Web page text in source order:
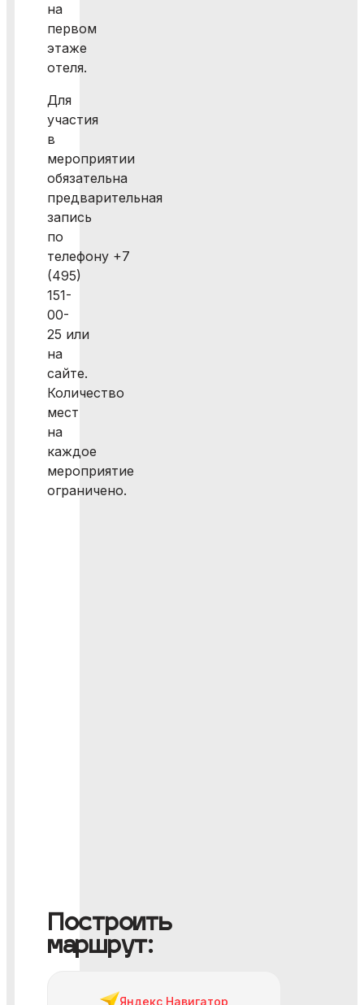
на
первом
этаже
отеля.
Для
участия
в
мероприятии
обязательна
предварительная
запись
по
телефону +7
(495)
151-
00-
25 или
на
сайте.
Количество
мест
на
каждое
мероприятие
ограничено.
Построить
маршрут:
Яндекс Навигатор